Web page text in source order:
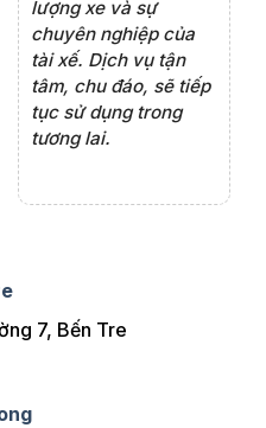
lượng xe và sự
chuyên nghiệp của
tài xế. Dịch vụ tận
tâm, chu đáo, sẽ tiếp
tục sử dụng trong
tương lai.
7, Bến Tre